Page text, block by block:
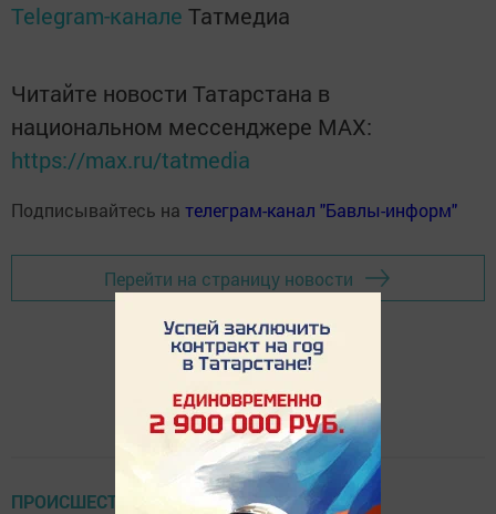
Telegram-канале Татмедиа
Читайте новости Татарстана в
национальном мессенджере MАХ:
https://max.ru/tatmedia
Подписывайтесь на телеграм-канал "Бавлы-информ"
Перейти на страницу новости
ПРОИСШЕСТВИЯ